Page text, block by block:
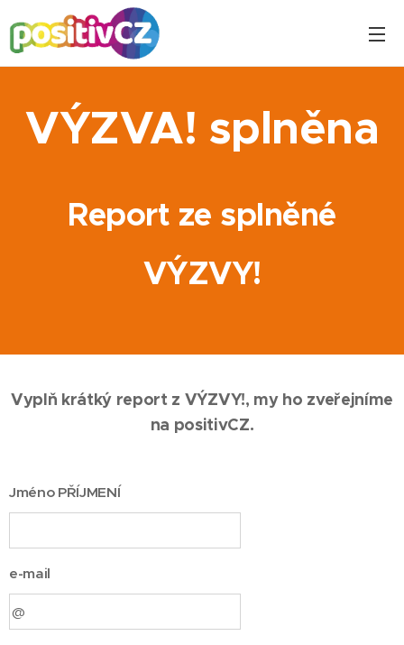
VÝZVA! splněna
Report ze splněné
VÝZVY!
Vyplň krátký report z VÝZVY!, my ho zveřejníme
na positivCZ.
Jméno PŘÍJMENÍ
e-mail